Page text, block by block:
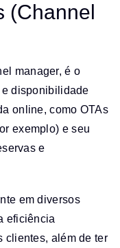
(Channel
manager, é o
disponibilidade
online, como OTAs
exemplo) e seu
e
em diversos
eficiência
clientes, além de ter